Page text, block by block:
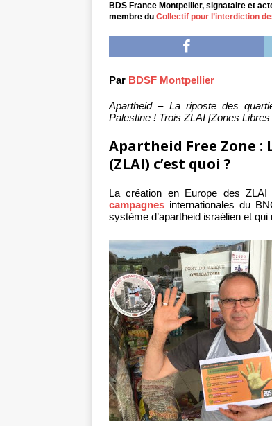
BDS France Montpellier, signataire et
membre du Collectif pour l’interdiction
Par BDSF Montpellier
Apartheid – La riposte des
Palestine ! Trois ZLAI [Zones
Apartheid Free Zone :
(ZLAI) c’est quoi ?
La création en Europe des
campagnes internationales du
système d’apartheid israélien et